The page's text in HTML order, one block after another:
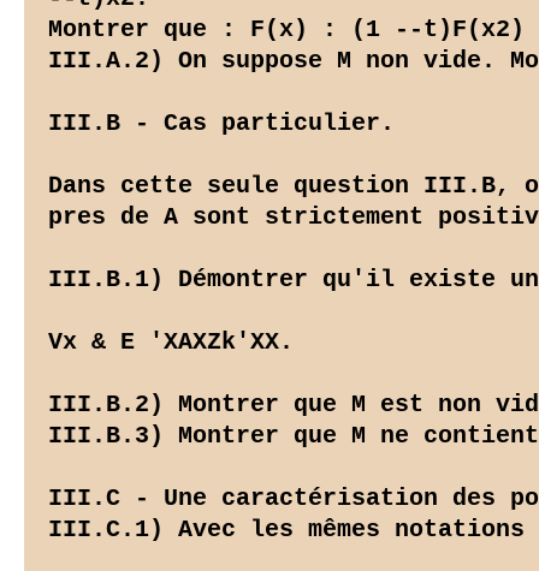
Montrer que : F(x) : (1 --
III.A.2) On suppose M non vide.
III.B - Cas particulier.
Dans cette seule question III.B,
pres de A sont strictement
III.B.1) Démontrer qu'il existe
Vx & E 'XAXZk'XX.
III.B.2) Montrer que M est non
III.B.3) Montrer que M ne
III.C - Une caractérisation des
III.C.1) Avec les mêmes